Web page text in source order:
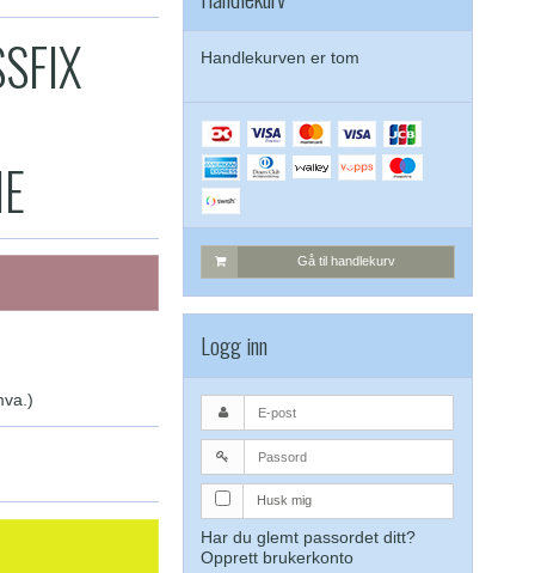
Handlekurven er tom
Gå til handlekurv
Logg inn
Husk mig
Har du glemt passordet ditt?
Opprett brukerkonto